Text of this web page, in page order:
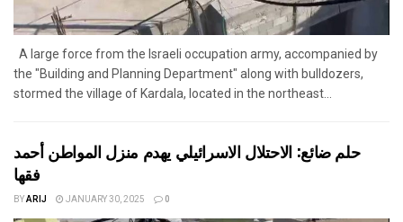
A large force from the Israeli occupation army, accompanied by
the "Building and Planning Department" along with bulldozers,
stormed the village of Kardala, located in the northeast...
حلم ضائع: الاحتلال الاسرائيلي يهدم منزل المواطن أحمد
فقها
BYARIJ JANUARY 30, 2025 0